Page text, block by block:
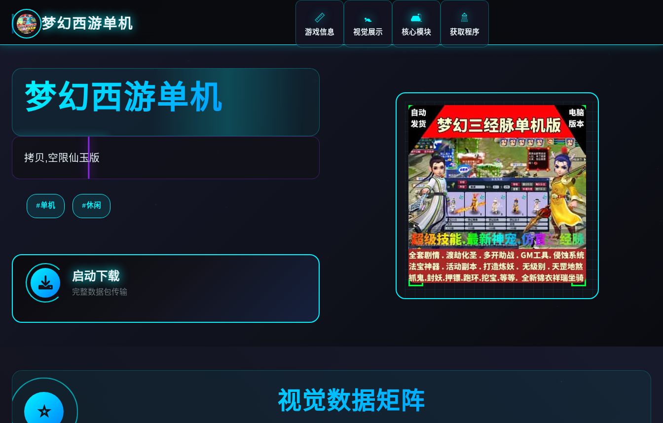
梦幻西游单机 📏
游戏信息
🚼
视觉展示
🛋️
核心模块
🚿
获取程序
梦幻西游单机
拷贝,空限仙玉版
#单机 #休闲
启动下载
完整数据包传输
⭐ 视觉数据矩阵